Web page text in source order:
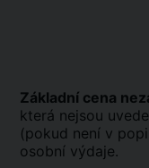
Základní cena
která nejsou
(pokud není v
osobní výdaje.